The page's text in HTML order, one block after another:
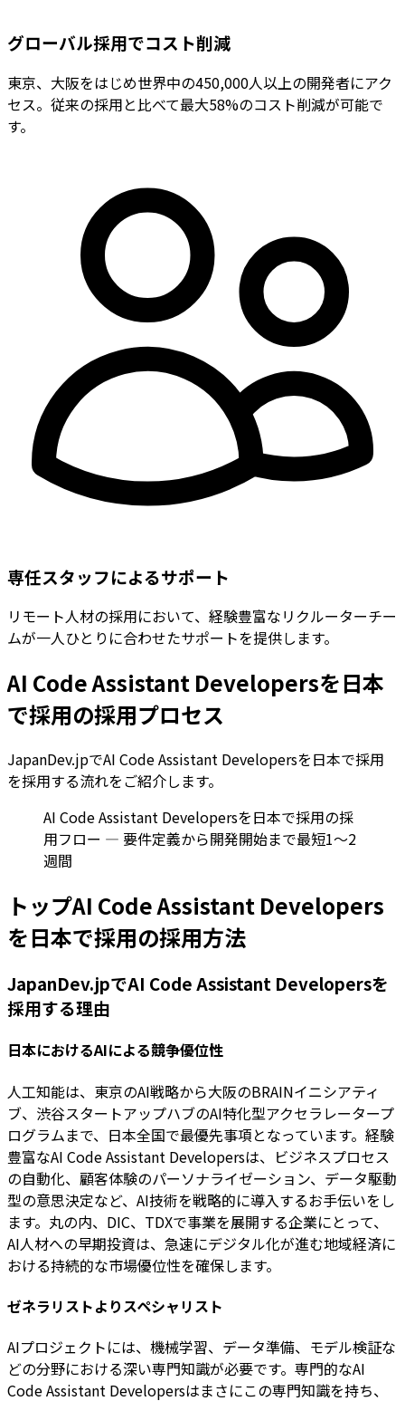
グローバル採用でコスト削減
東京、大阪をはじめ世界中の450,000人以上の開発者にアク
セス。従来の採用と比べて最大58%のコスト削減が可能で
す。
専任スタッフによるサポート
リモート人材の採用において、経験豊富なリクルーターチー
ムが一人ひとりに合わせたサポートを提供します。
AI Code Assistant Developersを日本
で採用の採用プロセス
JapanDev.jpでAI Code Assistant Developersを日本で採用
を採用する流れをご紹介します。
AI Code Assistant Developersを日本で採用の採
用フロー — 要件定義から開発開始まで最短1〜2
週間
トップAI Code Assistant Developers
を日本で採用の採用方法
JapanDev.jpでAI Code Assistant Developersを
採用する理由
日本におけるAIによる競争優位性
人工知能は、東京のAI戦略から大阪のBRAINイニシアティ
ブ、渋谷スタートアップハブのAI特化型アクセラレータープ
ログラムまで、日本全国で最優先事項となっています。経験
豊富なAI Code Assistant Developersは、ビジネスプロセス
の自動化、顧客体験のパーソナライゼーション、データ駆動
型の意思決定など、AI技術を戦略的に導入するお手伝いをし
ます。丸の内、DIC、TDXで事業を展開する企業にとって、
AI人材への早期投資は、急速にデジタル化が進む地域経済に
おける持続的な市場優位性を確保します。
ゼネラリストよりスペシャリスト
AIプロジェクトには、機械学習、データ準備、モデル検証な
どの分野における深い専門知識が必要です。専門的なAI
Code Assistant Developersはまさにこの専門知識を持ち、